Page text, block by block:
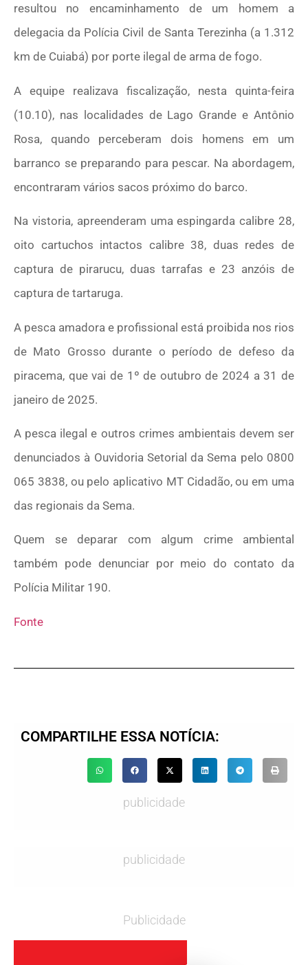
resultou no encaminhamento de um homem a
delegacia da Polícia Civil de Santa Terezinha (a 1.312
km de Cuiabá) por porte ilegal de arma de fogo.
A equipe realizava fiscalização, nesta quinta-feira
(10.10), nas localidades de Lago Grande e Antônio
Rosa, quando perceberam dois homens em um
barranco se preparando para pescar. Na abordagem,
encontraram vários sacos próximo do barco.
Na vistoria, apreenderam uma espingarda calibre 28,
oito cartuchos intactos calibre 38, duas redes de
captura de pirarucu, duas tarrafas e 23 anzóis de
captura de tartaruga.
A pesca amadora e profissional está proibida nos rios
de Mato Grosso durante o período de defeso da
piracema, que vai de 1º de outubro de 2024 a 31 de
janeiro de 2025.
A pesca ilegal e outros crimes ambientais devem ser
denunciados à Ouvidoria Setorial da Sema pelo 0800
065 3838, ou pelo aplicativo MT Cidadão, ou em uma
das regionais da Sema.
Quem se deparar com algum crime ambiental
também pode denunciar por meio do contato da
Polícia Militar 190.
Fonte
COMPARTILHE ESSA NOTÍCIA:
publicidade
publicidade
Publicidade